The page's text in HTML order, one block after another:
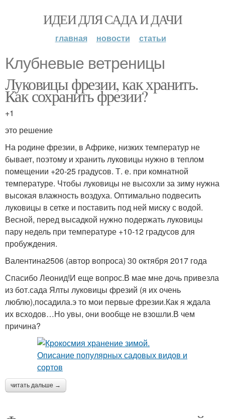
ИДЕИ ДЛЯ САДА И ДАЧИ
главная новости статьи
Клубневые ветреницы
Луковицы фрезии, как хранить.
Как сохранить фрезии?
+1
это решение
На родине фрезии, в Африке, низких температур не
бывает, поэтому и хранить луковицы нужно в теплом
помещении +20-25 градусов. Т. е. при комнатной
температуре. Чтобы луковицы не высохли за зиму нужна
высокая влажность воздуха. Оптимально подвесить
луковицы в сетке и поставить под ней миску с водой.
Весной, перед высадкой нужно подержать луковицы
пару недель при температуре +10-12 градусов для
пробуждения.
Валентина2506 (автор вопроса) 30 октября 2017 года
Спасибо Леонид!И еще вопрос.В мае мне дочь привезла
из бот.сада Ялты луковицы фрезий (я их очень
люблю),посадила.э то мои первые фрезии.Как я ждала
их всходов…Но увы, они вообще не взошли.В чем
причина?
читать дальше →